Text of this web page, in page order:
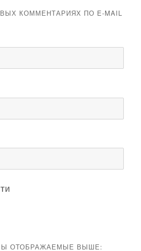
КОММЕНТАРИЯХ ПО E-MAIL
ОТОБРАЖАЕМЫЕ ВЫШЕ: